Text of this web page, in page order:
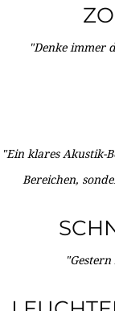
"Denke immer
"Ein klares Akustik-
Bereichen,